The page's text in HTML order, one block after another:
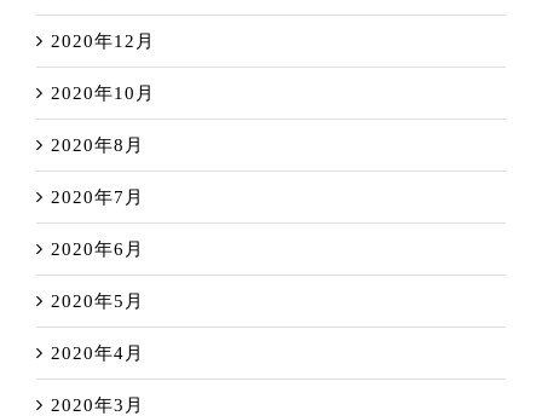
2020年12月
2020年10月
2020年8月
2020年7月
2020年6月
2020年5月
2020年4月
2020年3月